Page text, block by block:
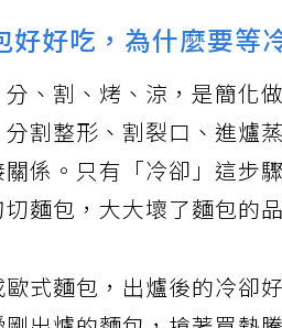
好好吃，為什麼要等
、割、烤、涼，是簡化
割整形、割裂口、進爐
係。只有「冷卻」這步
麵包，大大壞了麵包的
式麵包，出爐後的冷卻